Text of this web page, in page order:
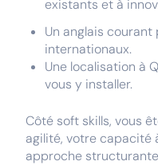
existants et à
Un anglais courant
internationaux.
Une localisation à
vous y installer.
Côté soft skills, vous
agilité, votre capacité
approche